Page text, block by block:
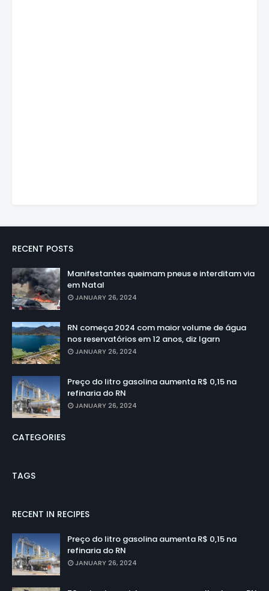
RECENT POSTS
Manifestantes queimam pneus e interditam via
em Natal
JANUARY 26, 2024
RN começa 2024 com maior volume de água
nos reservatórios em 12 anos, diz Igarn
JANUARY 26, 2024
Preço do litro gasolina aumenta R$ 0,15 na
refinaria do RN
JANUARY 26, 2024
CATEGORIES
TAGS
RECENT IN RECIPES
Preço do litro gasolina aumenta R$ 0,15 na
refinaria do RN
JANUARY 26, 2024